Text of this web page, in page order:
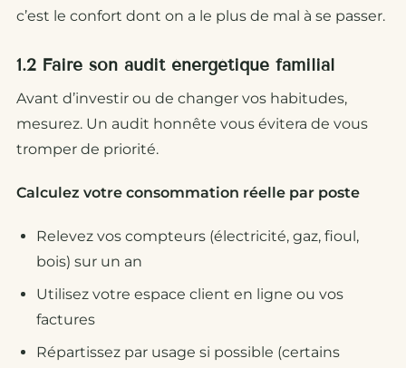
c’est le confort dont on a le plus de mal à se passer.
1.2 Faire son audit énergétique familial
Avant d’investir ou de changer vos habitudes,
mesurez. Un audit honnête vous évitera de vous
tromper de priorité.
Calculez votre consommation réelle par poste
Relevez vos compteurs (électricité, gaz, fioul,
bois) sur un an
Utilisez votre espace client en ligne ou vos
factures
Répartissez par usage si possible (certains